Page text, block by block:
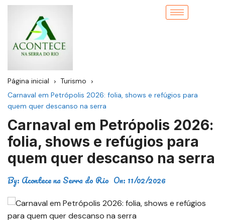
Página inicial
Turismo
Carnaval em Petrópolis 2026: folia, shows e refúgios para
quem quer descanso na serra
Carnaval em Petrópolis 2026:
folia, shows e refúgios para
quem quer descanso na serra
By: Acontece na Serra do Rio On: 11/02/2026